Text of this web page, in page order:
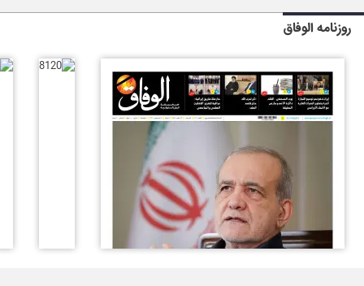
روزنامه الوفاق